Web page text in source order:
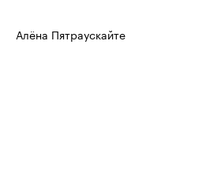
Алёна Пятраускайте